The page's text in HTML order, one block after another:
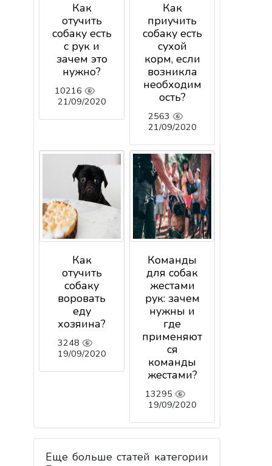
Как
отучить
собаку есть
с рук и
зачем это
нужно?
10216
21/09/2020
Как
приучить
собаку есть
сухой
корм, если
возникла
необходим
ость?
2563
21/09/2020
Как
отучить
собаку
воровать
еду
хозяина?
3248
19/09/2020
Команды
для собак
жестами
рук: зачем
нужны и
где
применяют
ся
команды
жестами?
13295
19/09/2020
Еще больше статей категории